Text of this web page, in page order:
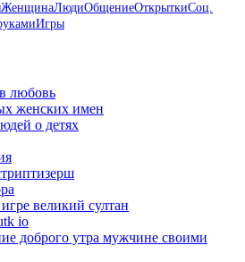
ЖенщинаЛюдиОбщениеОткрыткиСоц.
Игры
любовь
женских имен
о детях
великий султан
io
доброго утра мужчине своими